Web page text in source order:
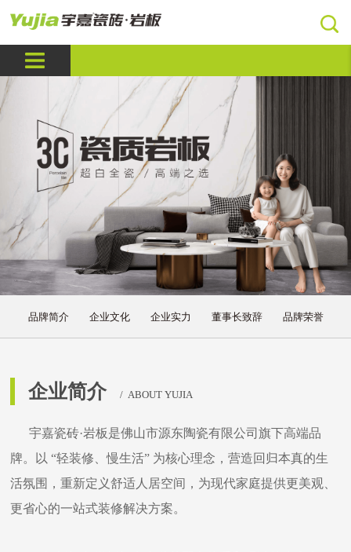
品牌简介 企业文化 企业实力 董事长致辞 品牌荣誉
企业简介 / ABOUT YUJIA
宇嘉瓷砖·岩板是佛山市源东陶瓷有限公司旗下高端品
牌。以 “轻装修、慢生活” 为核心理念，营造回归本真的生
活氛围，重新定义舒适人居空间，为现代家庭提供更美观、
更省心的一站式装修解决方案。